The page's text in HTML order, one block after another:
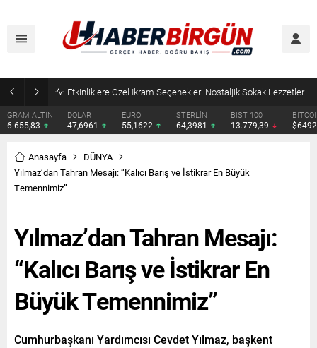
Eyyübiye’de Ziraat Odası Gündemde: Çiftçilerin Sorunları İçin Yeni Çağrı
DOLAR
47,6961
EURO
55,1622
STERLİN
64,3981
BIST 100
13.779,39
BITCOIN
$64929
Anasayfa
DÜNYA
Yılmaz’dan Tahran Mesajı: “Kalıcı Barış ve İstikrar En Büyük
Temennimiz”
Yılmaz’dan Tahran Mesajı:
“Kalıcı Barış ve İstikrar En
Büyük Temennimiz”
Cumhurbaşkanı Yardımcısı Cevdet Yılmaz, başkent